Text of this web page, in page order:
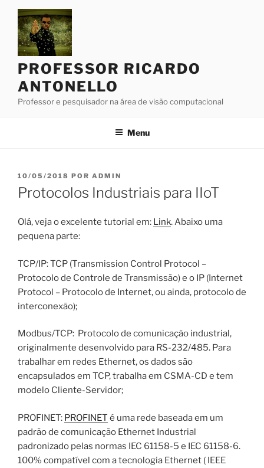
Pular
conteúdo
PROFESSOR RICARDO
ANTONELLO
Professor e pesquisador na área de visão computacional
Menu
PUBLICADO
EM
10/05/2018 POR ADMIN
Protocolos Industriais para IIoT
Olá, veja o excelente tutorial em: Link. Abaixo uma
pequena parte:
TCP/IP: TCP (Transmission Control Protocol –
Protocolo de Controle de Transmissão) e o IP (Internet
Protocol – Protocolo de Internet, ou ainda, protocolo de
interconexão);
Modbus/TCP: Protocolo de comunicação industrial,
originalmente desenvolvido para RS-232/485. Para
trabalhar em redes Ethernet, os dados são
encapsulados em TCP, trabalha em CSMA-CD e tem
modelo Cliente-Servidor;
PROFINET: PROFINET é uma rede baseada em um
padrão de comunicação Ethernet Industrial
padronizado pelas normas IEC 61158-5 e IEC 61158-6.
100% compatível com a tecnologia Ethernet ( IEEE